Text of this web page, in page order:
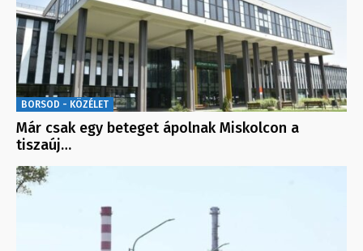
BORSOD - KÖZÉLET
Már csak egy beteget ápolnak Miskolcon a
tiszaúj…